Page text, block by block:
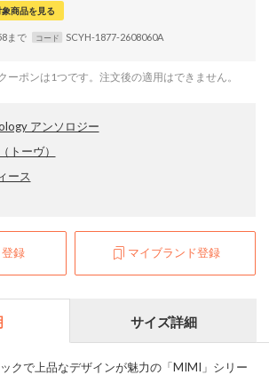
象商品を見る
まで コード SCYH-1877-2608060A
ポンは1つです。注文後の適用はできません。
アンソロジー
トーヴ）
ース
録 マイブランド登録
サイズ詳細
クで上品なデザインが魅力の「MIMI」シリー